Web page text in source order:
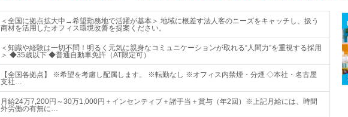
＜全国に拠点拡大中→希望勤務地で活躍が基本＞ 地域に根差す法人客のニーズをキャッチし、扱う
商材を活用したオフィス環境改善を提案ください。
＜知識や経験は一切不問！明るく元気に親身なコミュニケーションが取れる“人間力”を重視する採用
＞ ◆35歳以下 ◆普通自動車免許（AT限定可）
【全国各拠点】 ※希望を考慮し配属します。 ※転勤なし ※オフィス内禁煙・分煙 ◇本社・名古屋
支社…
月給24万7,200円～30万1,000円＋インセンティブ＋諸手当＋賞与（年2回）※上記月給には、時間
外労働の有無に…